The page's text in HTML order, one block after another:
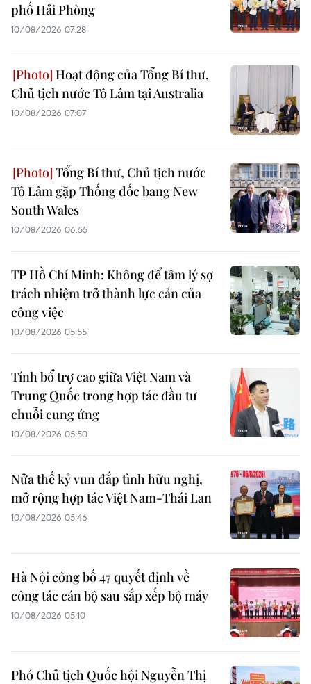
phố Hải Phòng
10/08/2026 07:28
Hoạt động của Tổng Bí thư,
Chủ tịch nước Tô Lâm tại Australia
10/08/2026 07:07
Tổng Bí thư, Chủ tịch nước
Tô Lâm gặp Thống đốc bang New
South Wales
10/08/2026 06:55
TP Hồ Chí Minh: Không để tâm lý sợ
trách nhiệm trở thành lực cản của
công việc
10/08/2026 05:55
Tính bổ trợ cao giữa Việt Nam và
Trung Quốc trong hợp tác đầu tư
chuỗi cung ứng
10/08/2026 05:50
Nửa thế kỷ vun đắp tình hữu nghị,
mở rộng hợp tác Việt Nam-Thái Lan
10/08/2026 05:46
Hà Nội công bố 47 quyết định về
công tác cán bộ sau sắp xếp bộ máy
10/08/2026 05:10
Phó Chủ tịch Quốc hội Nguyễn Thị